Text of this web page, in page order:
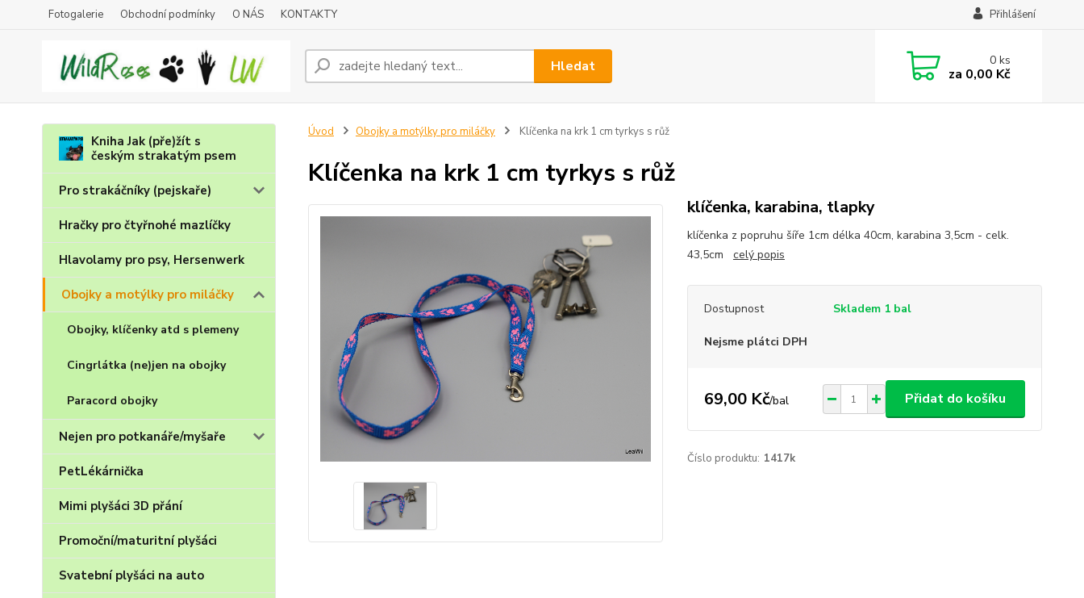
Fotogalerie Obchodní podmínky O NÁS KONTAKTY Přihlášení
Hledat 0ks
za 0,00 Kč
Kniha Jak (pře)žít s
českým strakatým psem
Pro strakáčníky (pejskaře)
Hračky pro čtyřnohé mazlíčky
Hlavolamy pro psy, Hersenwerk
Obojky a motýlky pro miláčky
Obojky, klíčenky atd s plemeny
Cingrlátka (ne)jen na obojky
Paracord obojky
Nejen pro potkanáře/myšaře
PetLékárnička
Mimi plyšáci 3D přání
Promoční/maturitní plyšáci
Svatební plyšáci na auto
Úvod Obojky a motýlky pro miláčky Klíčenka na krk 1 cm tyrkys s růž
Klíčenka na krk 1 cm tyrkys s růž
klíčenka, karabina, tlapky
klíčenka z popruhu šíře 1cm délka 40cm, karabina 3,5cm - celk.
43,5cm celý popis
Dostupnost Skladem 1 bal
Nejsme plátci DPH
69,00 Kč/bal Přidat do košíku
Číslo produktu: 1417k